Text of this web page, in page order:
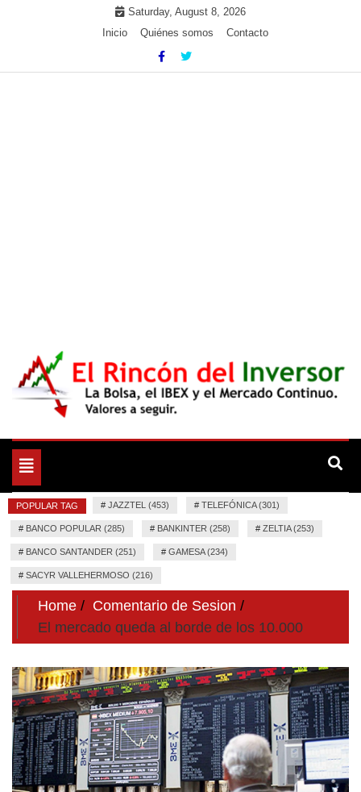
Saturday, August 8, 2026
Inicio
Quiénes somos Contacto
El Rincón del Inversor
Toggle
navigation
POPULAR TAG # JAZZTEL (453) # TELEFÓNICA (301)
# BANCO POPULAR (285) # BANKINTER (258) # ZELTIA (253)
# BANCO SANTANDER (251) # GAMESA (234)
# SACYR VALLEHERMOSO (216)
Home
Comentario de Sesion
El mercado queda al borde de los 10.000